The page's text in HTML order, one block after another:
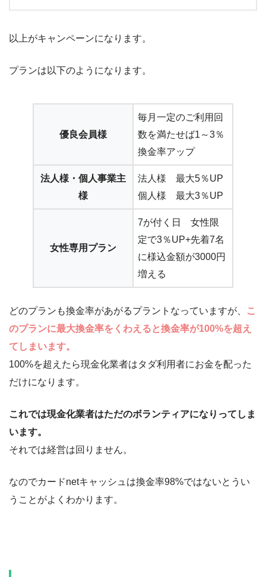
以上がキャンペーンになります。
プランは以下のようになります。
優良会員様
毎月一定のご利用回
数を満たせば1～3％
換金率アップ
法人様・個人事業主
様
法人様 最大5％UP
個人様 最大3％UP
女性専用プラン
7が付く日 女性限
定で3％UP+先着7名
に様込金額が3000円
増える
どのプランも換金率があがるプラントなっていますが、
こ
のプランに最大換金率をくわえると換金率が100%を超え
てしまいます。
100%を超えたら現金化業者はタダ利用者にお金を配った
だけになります。
これでは現金化業者はただのボランティアになりってしま
います。
それでは経営は回りません。
なのでカードnetキャッシュは換金率98%ではないとうい
うことがよくわかります。